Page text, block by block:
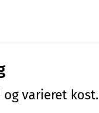
og varieret kost.